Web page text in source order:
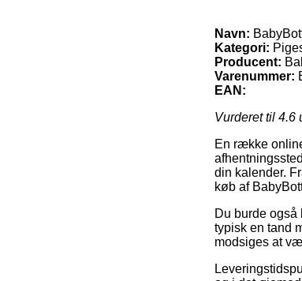
Navn:
Kategori:
Producent:
Varenummer:
EAN:
Vurderet til 4.6
En række
din kalender.
køb af
Du burde også
typisk en tand
modsiges at